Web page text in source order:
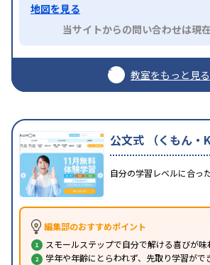
地図を見る
当サイトからの問い合わせは現
教室をもっと見る
公文式 （くもん・
自分の学習レベルに合っ
編集部のおすすめポイント
スモールステップで自分で解ける喜びが味
学年や年齢にとらわれず、先取り学習がで